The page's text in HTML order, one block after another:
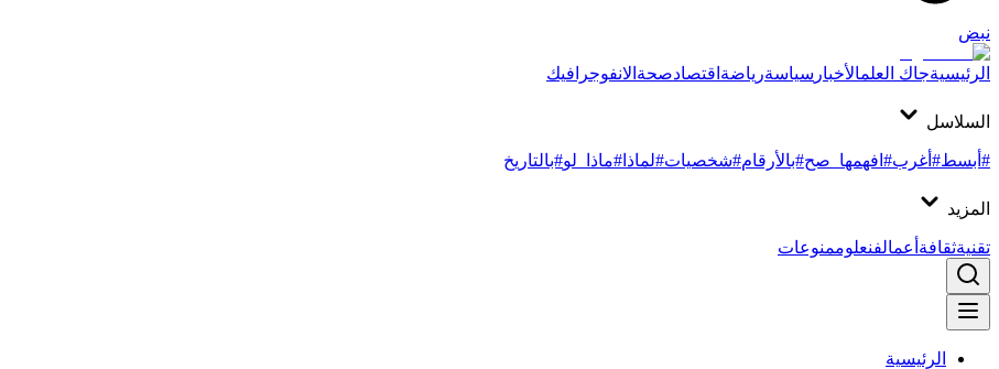
نبض
الرئيسيةجاك العلمالأخبار سياسةرياضة اقتصادصحة الانفوجرافيك
السلاسل
#أبسط#أغرب#افهمها_صح#بالأرقام#شخصيات#لماذا #ماذا_لو#بالتاريخ
المزيد
تقنيةثقافة أعمالفنعلوممنوعات
الرئيسية